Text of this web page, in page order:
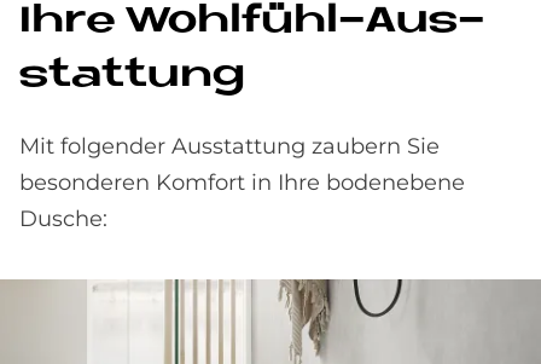
Ihre Wohl­fühl-Aus­
stat­tung
Mit folgender Ausstattung zaubern Sie
besonderen Komfort in Ihre bodenebene
Dusche: